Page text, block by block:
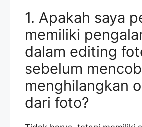
1. Apakah saya
memiliki
dalam editing
sebelum
menghilangkan
dari foto?